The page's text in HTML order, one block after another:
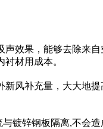
效果，能够去除来
材用成本。
风补充量，大大地
镀锌钢板隔离,不会